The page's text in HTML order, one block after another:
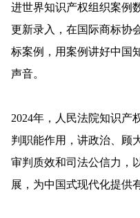
进世界知识产权组织案例
更新录入，在国际商标协
标案例，用案例讲好中国
声音。
2024年，人民法院知识产
判职能作用，讲政治、顾
审判质效和司法公信力，
展，为中国式现代化提供